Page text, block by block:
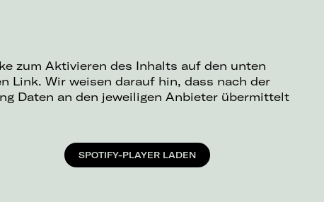
zum Aktivieren des Inhalts auf den unten
Link. Wir weisen darauf hin, dass nach der
Daten an den jeweiligen Anbieter übermittelt
SPOTIFY-PLAYER LADEN